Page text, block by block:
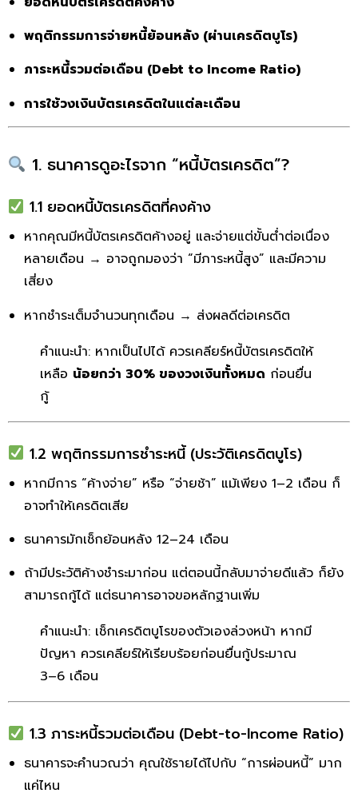
พฤติกรรมการจ่ายหนี้ย้อนหลัง (ผ่านเครดิตบูโร)
ภาระหนี้รวมต่อเดือน (Debt to Income Ratio)
การใช้วงเงินบัตรเครดิตในแต่ละเดือน
1. ธนาคารดูอะไรจาก “หนี้บัตรเครดิต”?
1.1 ยอดหนี้บัตรเครดิตที่คงค้าง
หากคุณมีหนี้บัตรเครดิตค้างอยู่ และจ่ายแต่ขั้นต่ำต่อเนื่อง
หลายเดือน → อาจถูกมองว่า “มีภาระหนี้สูง” และมีความ
เสี่ยง
หากชำระเต็มจำนวนทุกเดือน → ส่งผลดีต่อเครดิต
คำแนะนำ: หากเป็นไปได้ ควรเคลียร์หนี้บัตรเครดิตให้
เหลือ น้อยกว่า 30% ของวงเงินทั้งหมด ก่อนยื่น
กู้
1.2 พฤติกรรมการชำระหนี้ (ประวัติเครดิตบูโร)
หากมีการ “ค้างจ่าย” หรือ “จ่ายช้า” แม้เพียง 1–2 เดือน ก็
อาจทำให้เครดิตเสีย
ธนาคารมักเช็กย้อนหลัง 12–24 เดือน
ถ้ามีประวัติค้างชำระมาก่อน แต่ตอนนี้กลับมาจ่ายดีแล้ว ก็ยัง
สามารถกู้ได้ แต่ธนาคารอาจขอหลักฐานเพิ่ม
คำแนะนำ: เช็กเครดิตบูโรของตัวเองล่วงหน้า หากมี
ปัญหา ควรเคลียร์ให้เรียบร้อยก่อนยื่นกู้ประมาณ
3–6 เดือน
1.3 ภาระหนี้รวมต่อเดือน (Debt-to-Income Ratio)
ธนาคารจะคำนวณว่า คุณใช้รายได้ไปกับ “การผ่อนหนี้” มาก
แค่ไหน